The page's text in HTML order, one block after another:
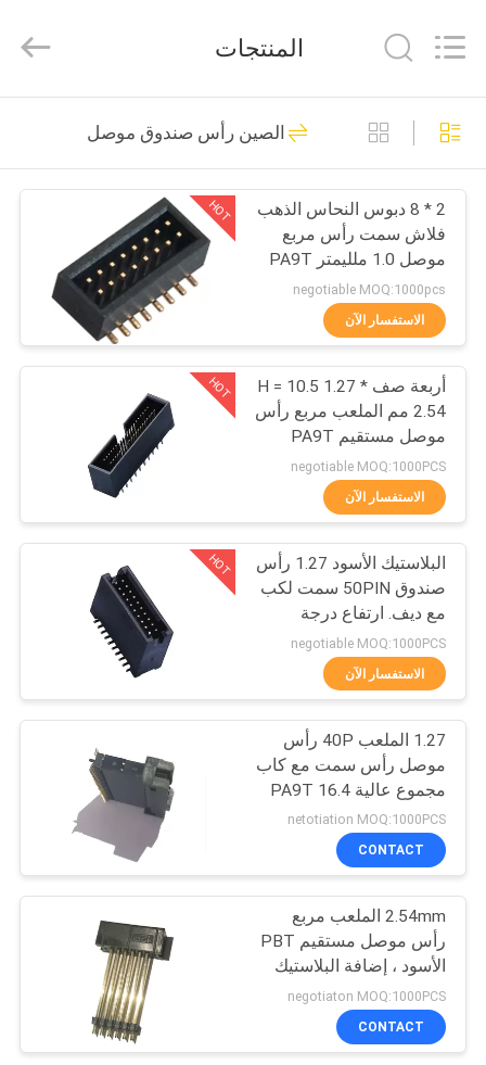
الصفحة
الرئيسية
منتجات
معلومات
جولة
المعمل
مراقبة
الجودة
اتصل
اطلب
اقتباس
خريطة
الموقع
PRIVACY
POLICY
LTD.
Reserved.
موصل وكون
22
دبوس رأس موصل
48
أنثى رأس موصل
91
رأس صندوق موصل
64
32
المنتجات
الصين رأس صندوق موصل
HOT
2 * 8 دبوس النحاس الذهب
فلاش سمت رأس مربع
موصل 1.0 ملليمتر PA9T
negotiable MOQ:1000pcs
الاستفسار الآن
HOT
أربعة صف H = 10.5 1.27 *
2.54 مم الملعب مربع رأس
موصل مستقيم PA9T
الأسود بنفايات
negotiable MOQ:1000PCS
الاستفسار الآن
HOT
البلاستيك الأسود 1.27 رأس
صندوق 50PIN سمت لكب
مع ديف. ارتفاع درجة
حرارة المواد بنفايات
negotiable MOQ:1000PCS
الاستفسار الآن
1.27 الملعب 40P رأس
موصل رأس سمت مع كاب
مجموع عالية 16.4 PA9T
netotiation MOQ:1000PCS
CONTACT
2.54mm الملعب مربع
رأس موصل مستقيم PBT
الأسود ، إضافة البلاستيك
بنفايات 12P
negotiaton MOQ:1000PCS
CONTACT